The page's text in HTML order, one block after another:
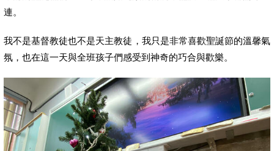
連。
我不是基督教徒也不是天主教徒，我只是非常喜歡聖誕節的溫馨氣
氛，也在這一天與全班孩子們感受到神奇的巧合與歡樂。